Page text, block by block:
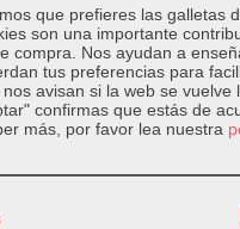
que prefieres las galletas
son una importante
compra. Nos ayudan a
tus preferencias para
avisan si la web se vuelve
confirmas que estás de
más, por favor lea nuestra